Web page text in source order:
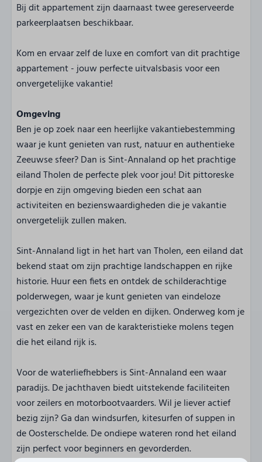
Bij dit appartement zijn daarnaast twee gereserveerde
parkeerplaatsen beschikbaar.
Kom en ervaar zelf de luxe en comfort van dit prachtige
appartement - jouw perfecte uitvalsbasis voor een
onvergetelijke vakantie!
Omgeving
Ben je op zoek naar een heerlijke vakantiebestemming
waar je kunt genieten van rust, natuur en authentieke
Zeeuwse sfeer? Dan is Sint-Annaland op het prachtige
eiland Tholen de perfecte plek voor jou! Dit pittoreske
dorpje en zijn omgeving bieden een schat aan
activiteiten en bezienswaardigheden die je vakantie
onvergetelijk zullen maken.
Sint-Annaland ligt in het hart van Tholen, een eiland dat
bekend staat om zijn prachtige landschappen en rijke
historie. Huur een fiets en ontdek de schilderachtige
polderwegen, waar je kunt genieten van eindeloze
vergezichten over de velden en dijken. Onderweg kom je
vast en zeker een van de karakteristieke molens tegen
die het eiland rijk is.
Voor de waterliefhebbers is Sint-Annaland een waar
paradijs. De jachthaven biedt uitstekende faciliteiten
voor zeilers en motorbootvaarders. Wil je liever actief
bezig zijn? Ga dan windsurfen, kitesurfen of suppen in
de Oosterschelde. De ondiepe wateren rond het eiland
zijn perfect voor beginners en gevorderden.